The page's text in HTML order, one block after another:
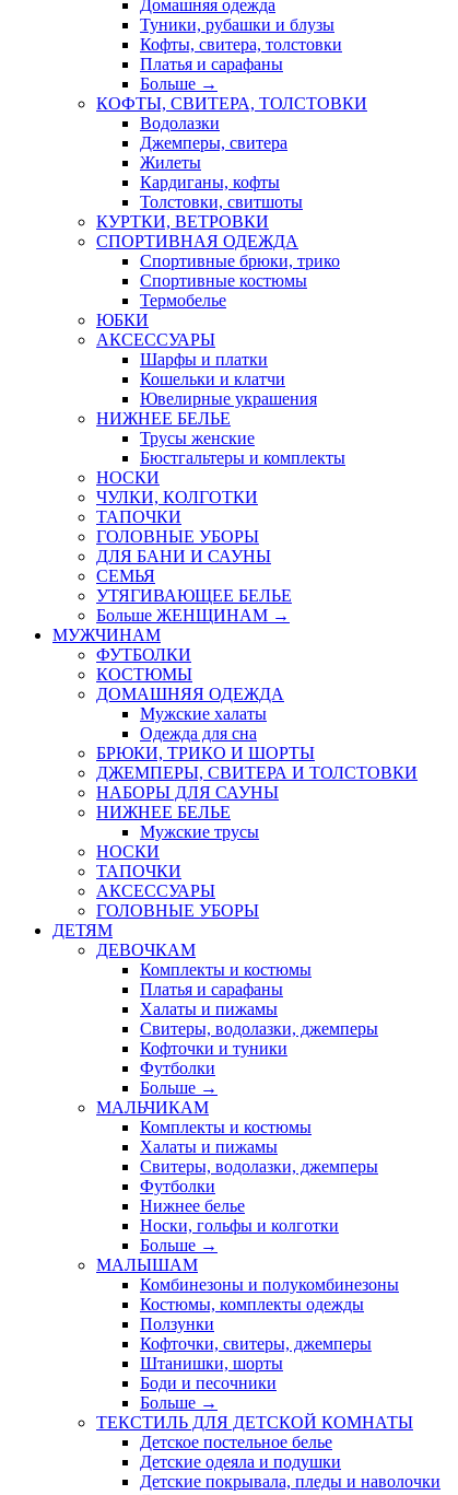
Домашняя одежда
Туники, рубашки и блузы
Кофты, свитера, толстовки
Платья и сарафаны
Больше →
КОФТЫ, СВИТЕРА, ТОЛСТОВКИ
Водолазки
Джемперы, свитера
Жилеты
Кардиганы, кофты
Толстовки, свитшоты
КУРТКИ, ВЕТРОВКИ
СПОРТИВНАЯ ОДЕЖДА
Спортивные брюки, трико
Спортивные костюмы
Термобелье
ЮБКИ
AКСЕССУАРЫ
Шарфы и платки
Кошельки и клатчи
Ювелирные украшения
НИЖНЕЕ БЕЛЬЕ
Трусы женские
Бюстгальтеры и комплекты
НОСКИ
ЧУЛКИ, КОЛГОТКИ
ТАПОЧКИ
ГОЛОВНЫЕ УБОРЫ
ДЛЯ БАНИ И САУНЫ
СЕМЬЯ
УТЯГИВАЮЩЕЕ БЕЛЬЕ
Больше ЖЕНЩИНАМ →
МУЖЧИНАМ
ФУТБОЛКИ
КОСТЮМЫ
ДОМАШНЯЯ ОДЕЖДА
Мужские халаты
Одежда для сна
БРЮКИ, ТРИКО И ШОРТЫ
ДЖЕМПЕРЫ, СВИТЕРА И ТОЛСТОВКИ
НАБОРЫ ДЛЯ САУНЫ
НИЖНЕЕ БЕЛЬЕ
Мужские трусы
НОСКИ
ТАПОЧКИ
АКСЕССУАРЫ
ГОЛОВНЫЕ УБОРЫ
ДЕТЯМ
ДЕВОЧКАМ
Комплекты и костюмы
Платья и сарафаны
Халаты и пижамы
Свитеры, водолазки, джемперы
Кофточки и туники
Футболки
Больше →
МАЛЬЧИКАМ
Комплекты и костюмы
Халаты и пижамы
Свитеры, водолазки, джемперы
Футболки
Нижнее белье
Носки, гольфы и колготки
Больше →
МАЛЫШАМ
Комбинезоны и полукомбинезоны
Костюмы, комплекты одежды
Ползунки
Кофточки, свитеры, джемперы
Штанишки, шорты
Боди и песочники
Больше →
ТЕКСТИЛЬ ДЛЯ ДЕТСКОЙ КОМНАТЫ
Детское постельное белье
Детские одеяла и подушки
Детские покрывала, пледы и наволочки